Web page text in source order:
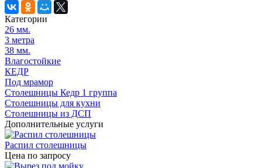
Категории
26 мм.
3 метра
38 мм.
Влагостойкие
КЕДР
Под мрамор
Столешницы Кедр 1 группа
Столешницы для кухни
Столешницы из ДСП
Дополнительные услуги
Распил столешницы
Цена по запросу